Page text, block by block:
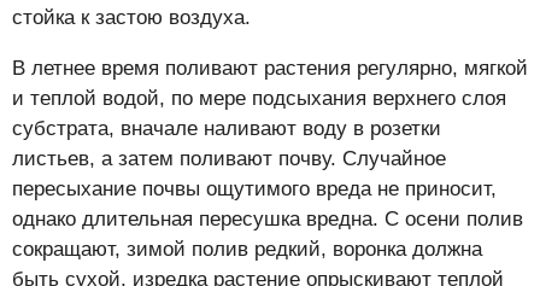
стойка к застою воздуха.
В летнее время поливают растения регулярно, мягкой
и теплой водой, по мере подсыхания верхнего слоя
субстрата, вначале наливают воду в розетки
листьев, а затем поливают почву. Случайное
пересыхание почвы ощутимого вреда не приносит,
однако длительная пересушка вредна. С осени полив
сокращают, зимой полив редкий, воронка должна
быть сухой, изредка растение опрыскивают теплой